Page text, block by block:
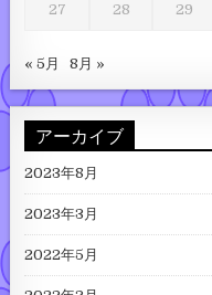
27 28 29
« 5月 8月 »
アーカイブ
2023年8月
2023年3月
2022年5月